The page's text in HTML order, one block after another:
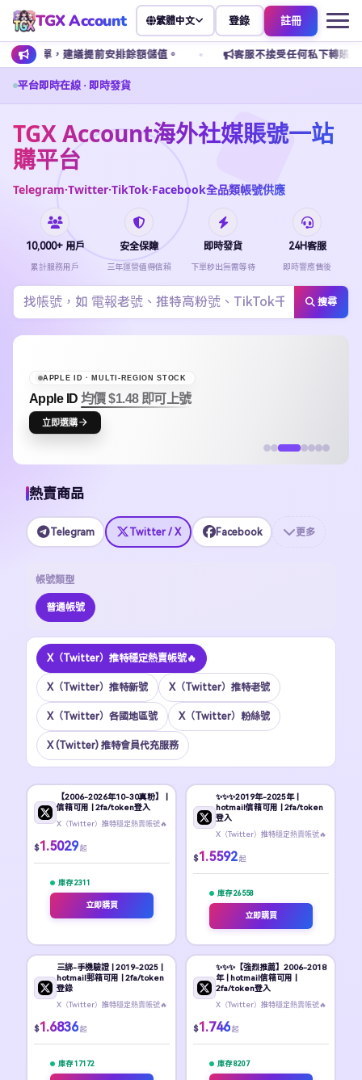
TGX Account 繁體中文 登錄 註冊
提前安排餘額儲值。 客服不接受任何私下轉賬，請勿添加私人
平台即時在線 · 即時發貨
TGX Account海外社媒賬號一站
購平台
Telegram·Twitter·TikTok·Facebook全品類帳號供應
10,000+ 用戶
累計服務用戶
安全保障
三年運營值得信賴
即時發貨
下單秒出無需等待
24H客服
即時響應售後
搜尋
APPLE ID · MULTI-REGION STOCK
Apple ID 均價 $1.48 即可上號
立即選購
熱賣商品
Telegram Twitter / X Facebook 更多
帳號類型
普通帳號
X（Twitter）推特穩定熱賣帳號🔥
X（Twitter）推特新號 X（Twitter）推特老號
X（Twitter）各國地區號 X（Twitter）粉絲號
X (Twitter) 推特會員代充服務
【2006-2026年10-30真粉】 |
信箱可用 | 2fa/token登入
X（Twitter）推特穩定熱賣帳號🔥
$1.5029 起
庫存 2311
立即購買
✨️✨️✨️2019年-2025年 |
hotmail信箱可用 | 2fa/token
登入
X（Twitter）推特穩定熱賣帳號🔥
$1.5592 起
庫存 26558
立即購買
三綁-手機驗證 | 2019-2025 |
hotmail郵箱可用 | 2fa/token
登錄
X（Twitter）推特穩定熱賣帳號🔥
$1.6836 起
庫存 17172
✨️✨️✨️【強烈推薦】2006-2018
年 | hotmail信箱可用 |
2fa/token登入
X（Twitter）推特穩定熱賣帳號🔥
$1.746 起
庫存 8207